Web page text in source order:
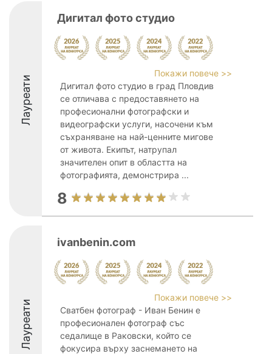
Лауреати
Дигитал фото студио
Покажи повече >>
Дигитал фото студио в град Пловдив
се отличава с предоставянето на
професионални фотографски и
видеографски услуги, насочени към
съхраняване на най-ценните мигове
от живота. Екипът, натрупал
значителен опит в областта на
фотографията, демонстрира ...
8
Лауреати
ivanbenin.com
Покажи повече >>
Сватбен фотограф - Иван Бенин е
професионален фотограф със
седалище в Раковски, който се
фокусира върху заснемането на